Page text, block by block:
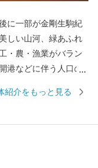
に一部が金剛生駒紀
しい山河、緑あふれ
・農・漁業がバラン
港などに伴う人口の
泉を冠したもので、
日根野村、長滝村、
紹介をもっと見る